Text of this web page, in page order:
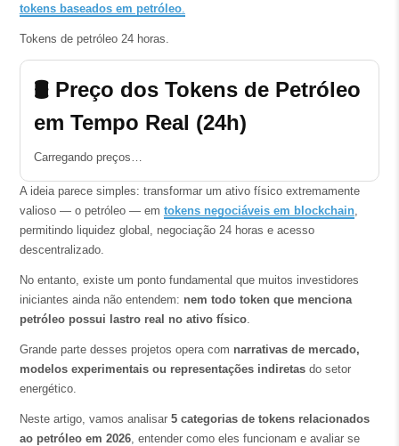
tokens baseados em petróleo.
Tokens de petróleo 24 horas.
🛢️ Preço dos Tokens de Petróleo
em Tempo Real (24h)
Carregando preços…
A ideia parece simples: transformar um ativo físico extremamente
valioso — o petróleo — em tokens negociáveis em blockchain,
permitindo liquidez global, negociação 24 horas e acesso
descentralizado.
No entanto, existe um ponto fundamental que muitos investidores
iniciantes ainda não entendem: nem todo token que menciona
petróleo possui lastro real no ativo físico.
Grande parte desses projetos opera com narrativas de mercado,
modelos experimentais ou representações indiretasdo setor
energético.
Neste artigo, vamos analisar 5 categorias de tokens relacionados
ao petróleo em 2026, entender como eles funcionam e avaliar se